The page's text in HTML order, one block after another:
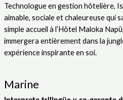
Technologue en gestion hôtelière,
aimable, sociale et chaleureuse qui
simple accueil à l’Hôtel Maloka
immergera entièrement dans la
expérience inspirante en soi.
Marine